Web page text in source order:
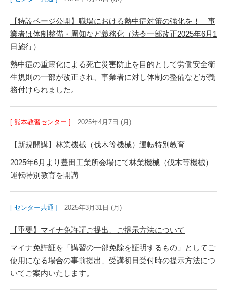
【特設ページ公開】職場における熱中症対策の強化を！｜事
業者は体制整備・周知など義務化（法令一部改正2025年6月1
日施行）
熱中症の重篤化による死亡災害防止を目的として労働安全衛
生規則の一部が改正され、事業者に対し体制の整備などが義
務付けられました。
[ 熊本教習センター ] 2025年4月7日 (月)
【新規開講】林業機械（伐木等機械）運転特別教育
2025年6月より豊田工業所会場にて林業機械（伐木等機械）
運転特別教育を開講
[ センター共通 ] 2025年3月31日 (月)
【重要】マイナ免許証ご提出、ご提示方法について
マイナ免許証を「講習の一部免除を証明するもの」としてご
使用になる場合の事前提出、受講初日受付時の提示方法につ
いてご案内いたします。